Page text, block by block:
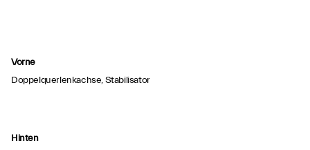
Vorne
Doppelquerlenkachse, Stabilisator
Hinten